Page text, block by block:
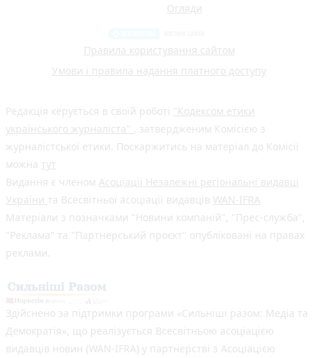
Огляди
Правила користування сайтом
Умови і правила надання платного доступу
Редакція керується в своїй роботі "Кодексом етики
українського журналіста"
, затвердженим Комісією з
журналістської етики. Поскаржитись на матеріал до Комісії
можна тут
Видання є членом Асоціації Незалежні регіональні видавці
України та Всесвітньої асоціації видавців WAN-IFRA
Матеріали з позначками "Новини компаній", "Прес-служба",
"Реклама" та "Партнерський проєкт" опубліковані на правах
реклами.
Здійснено за підтримки програми «Сильніші разом: Медіа та
Демократія», що реалізується Всесвітньою асоціацією
видавців новин (WAN-IFRA) у партнерстві з Асоціацією